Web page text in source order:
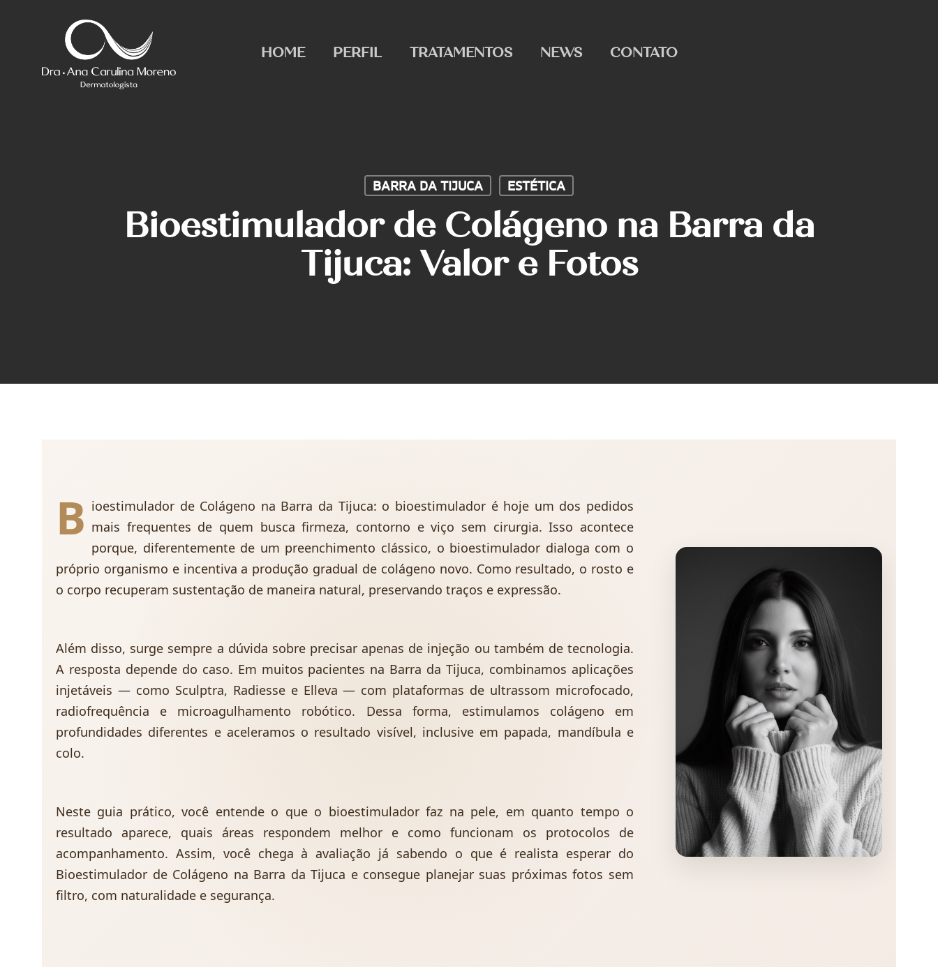
HOME PERFIL TRATAMENTOS NEWS CONTATO
BARRA DA TIJUCA ESTÉTICA
Bioestimulador de Colágeno na Barra da
Tijuca: Valor e Fotos
B ioestimulador de Colágeno na Barra da Tijuca: o bioestimulador é hoje um dos pedidos
mais frequentes de quem busca firmeza, contorno e viço sem cirurgia. Isso acontece
porque, diferentemente de um preenchimento clássico, o bioestimulador dialoga com o
próprio organismo e incentiva a produção gradual de colágeno novo. Como resultado, o rosto e
o corpo recuperam sustentação de maneira natural, preservando traços e expressão.
Além disso, surge sempre a dúvida sobre precisar apenas de injeção ou também de tecnologia.
A resposta depende do caso. Em muitos pacientes na Barra da Tijuca, combinamos aplicações
injetáveis — como Sculptra, Radiesse e Elleva — com plataformas de ultrassom microfocado,
radiofrequência e microagulhamento robótico. Dessa forma, estimulamos colágeno em
profundidades diferentes e aceleramos o resultado visível, inclusive em papada, mandíbula e
colo.
Neste guia prático, você entende o que o bioestimulador faz na pele, em quanto tempo o
resultado aparece, quais áreas respondem melhor e como funcionam os protocolos de
acompanhamento. Assim, você chega à avaliação já sabendo o que é realista esperar do
Bioestimulador de Colágeno na Barra da Tijuca e consegue planejar suas próximas fotos sem
filtro, com naturalidade e segurança.